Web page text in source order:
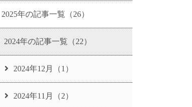
2025年の記事一覧（26）
2024年の記事一覧（22）
2024年12月（1）
2024年11月（2）